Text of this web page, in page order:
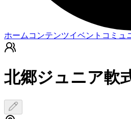
ホーム コンテンツイベント コミュ
北郷ジュニア軟